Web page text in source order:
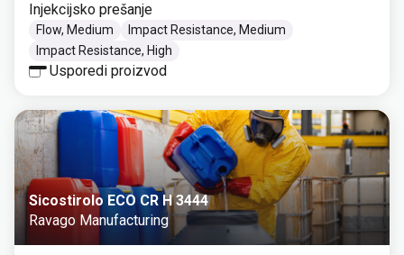
Injekcijsko prešanje
Flow, Medium
Impact Resistance, Medium
Impact Resistance, High
Usporedi proizvod
Sicostirolo ECO CR H 3444
Ravago Manufacturing